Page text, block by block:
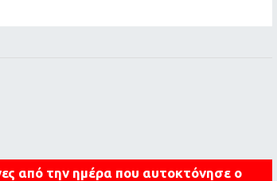
από την ημέρα που αυτοκτόνησε ο